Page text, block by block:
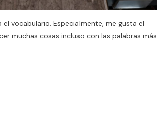
el vocabulario. Especialmente, me gusta el
muchas cosas incluso con las palabras más